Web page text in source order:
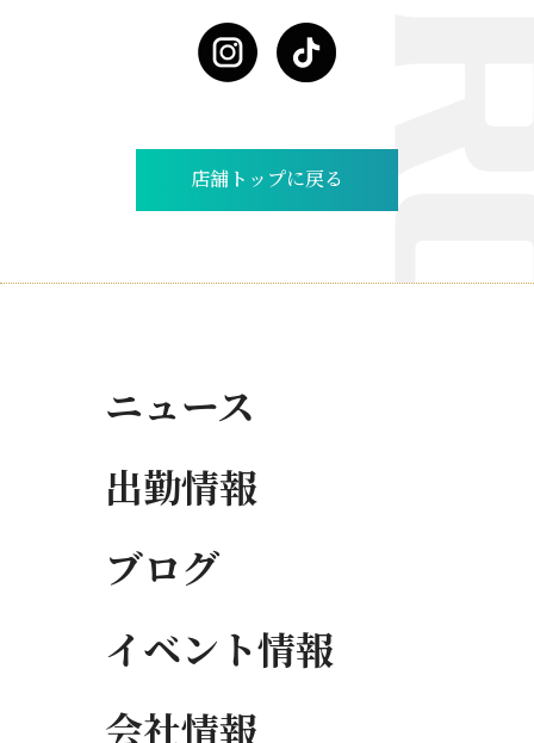
店舗トップに戻る
ニュース
出勤情報
ブログ
イベント情報
会社情報